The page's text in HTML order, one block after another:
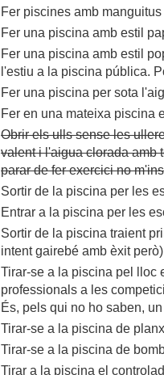
Fer piscines amb
Fer una piscina amb estil
Fer una piscina amb estil
l'estiu a la piscina pública.
Fer una piscina per sota
Fer en una mateixa piscina
Obrir els ulls sense les
valent i l'aigua clorada amb
parar de fer exercici no
Sortir de la piscina per les
Entrar a la piscina per les
Sortir de la piscina traient
intent gairebé amb èxit però)
Tirar-se a la piscina pel lloc
professionals a les
És, pels qui no ho saben,
Tirar-se a la piscina de
Tirar-se a la piscina de
Tirar a la piscina el